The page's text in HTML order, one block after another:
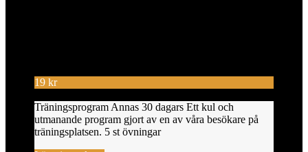
19 kr
Träningsprogram Annas 30 dagars Ett kul och
utmanande program gjort av en av våra besökare på
träningsplatsen. 5 st övningar